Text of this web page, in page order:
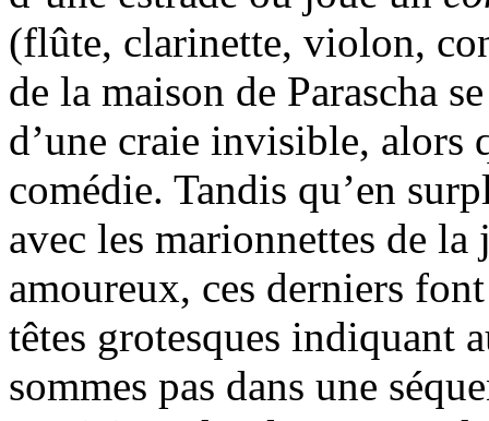
(flûte, clarinette, violon,
de la maison de Parascha
d’une craie invisible, alors
comédie. Tandis qu’en
avec les marionnettes de
amoureux, ces derniers
têtes grotesques indiquant
sommes pas dans une